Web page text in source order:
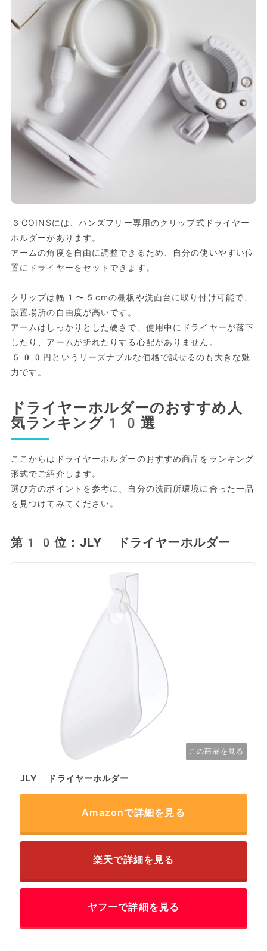
3COINSには、ハンズフリー専用のクリップ式ドライヤー
ホルダーがあります。
アームの角度を自由に調整できるため、自分の使いやすい位
置にドライヤーをセットできます。
クリップは幅1〜5cmの棚板や洗面台に取り付け可能で、
設置場所の自由度が高いです。
アームはしっかりとした硬さで、使用中にドライヤーが落下
したり、アームが折れたりする心配がありません。
500円というリーズナブルな価格で試せるのも大きな魅
力です。
ドライヤーホルダーのおすすめ人
気ランキング10選
ここからはドライヤーホルダーのおすすめ商品をランキング
形式でご紹介します。
選び方のポイントを参考に、自分の洗面所環境に合った一品
を見つけてみてください。
第10位：JLY ドライヤーホルダー
この商品を見る
JLY ドライヤーホルダー
Amazonで詳細を見る
楽天で詳細を見る
ヤフーで詳細を見る